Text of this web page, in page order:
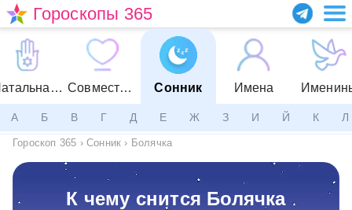
Гороскопы 365
Натальная карта Совместимость Сонник Имена
А Б В Г Д Е Ж З И Й К Л
Гороскоп 365 › Сонник › Болячка
К чему снится Болячка